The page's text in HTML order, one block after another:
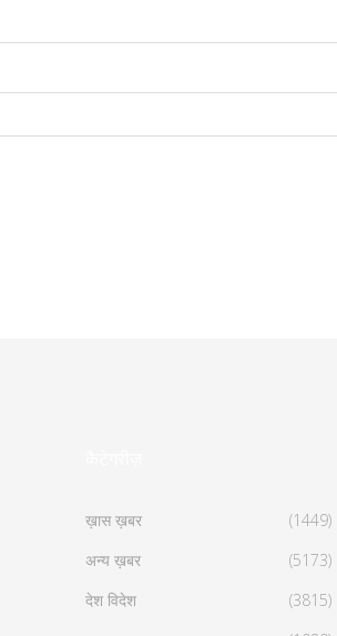
ख़ास ख़बर
(1449)
अन्य ख़बर
(5173)
देश विदेश
(3815)